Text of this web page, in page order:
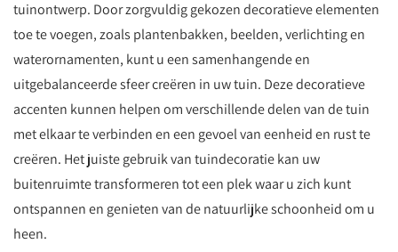
tuinontwerp. Door zorgvuldig gekozen decoratieve elementen
toe te voegen, zoals plantenbakken, beelden, verlichting en
waterornamenten, kunt u een samenhangende en
uitgebalanceerde sfeer creëren in uw tuin. Deze decoratieve
accenten kunnen helpen om verschillende delen van de tuin
met elkaar te verbinden en een gevoel van eenheid en rust te
creëren. Het juiste gebruik van tuindecoratie kan uw
buitenruimte transformeren tot een plek waar u zich kunt
ontspannen en genieten van de natuurlijke schoonheid om u
heen.